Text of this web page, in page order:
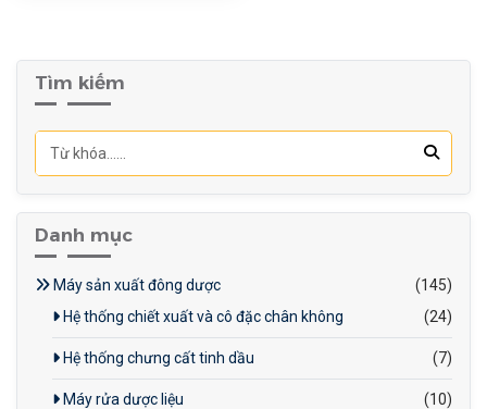
Độ bền cao, ít hư hỏng.
An toàn, giảm rủi ro cho
người lao động.
Ứng dụng rộng rãi trong
Tìm kiếm
Danh mục
Máy sản xuất đông dược
(145)
Hệ thống chiết xuất và cô đặc chân không
(24)
Hệ thống chưng cất tinh dầu (7)
Máy rửa dược liệu (10)